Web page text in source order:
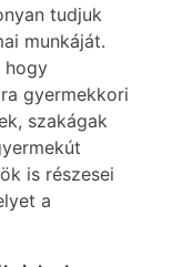
tudjuk
munkáját.
hogy
gyermekkori
szakágak
is részesei
a